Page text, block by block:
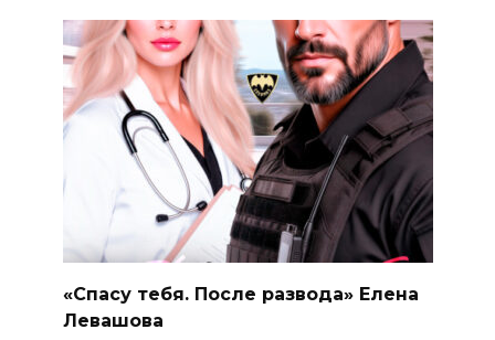
«Спасу тебя. После развода» Елена
Левашова